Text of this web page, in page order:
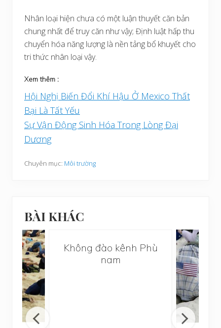
Nhân loại hiện chưa có một luận thuyết căn bản
chung nhất để truy căn như vậy; Định luật hấp thu
chuyển hóa năng lượng là nền tảng bổ khuyết cho
tri thức nhân loại vậy.
Xem thêm :
Hội Nghị Biến Đổi Khí Hậu Ở Mexico Thất
Bại Là Tất Yếu
Sự Vận Động Sinh Hóa Trong Lòng Đại
Dương
Chuyên mục: Môi trường
BÀI KHÁC
Không đào kênh Phù
nam